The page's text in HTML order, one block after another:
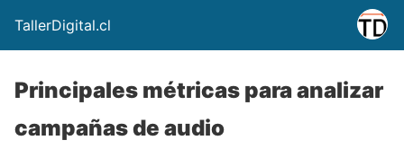
TallerDigital.cl
Principales métricas para analizar
campañas de audio